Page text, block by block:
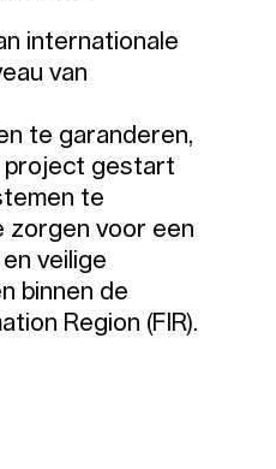
internationale
van
te garanderen,
project gestart
te
zorgen voor een
veilige
binnen de
Region (FIR).